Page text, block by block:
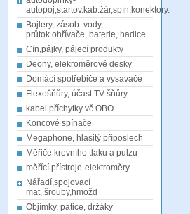
autopoj,startov.kab.žár,spín,konektory.
Bojlery, zásob. vody,
průtok.ohřívače, baterie, hadice
Cín,pájky, pájecí produkty
Deony, elekroměrové desky
Domácí spotřebiče a vysavače
Flexošňůry, účast.TV šňůry
kabel.příchytky vč OBO
Koncové spínače
Megaphone, hlasitý příposlech
Měřiče krevního tlaku a pulzu
měřící přístroje-elektroměry
Nářadí,spojovací
mat,.šrouby,hmožd
Objímky, patice, držáky